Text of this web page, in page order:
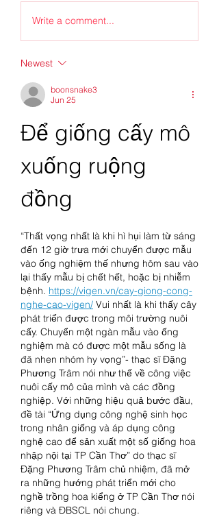
Write a comment...
Newest
boonsnake3
Jun 25
Để giống cấy mô
xuống ruộng
đồng
“Thất vọng nhất là khi hì hụi làm từ sáng
đến 12 giờ trưa mới chuyển được mẫu
vào ống nghiệm thế nhưng hôm sau vào
lại thấy mẫu bị chết hết, hoặc bị nhiễm
bệnh. https://vigen.vn/cay-giong-cong-
nghe-cao-vigen/ Vui nhất là khi thấy cây
phát triển được trong môi trường nuôi
cấy. Chuyển một ngàn mẫu vào ống
nghiệm mà có được một mẫu sống là
đã nhen nhóm hy vọng”- thạc sĩ Đặng
Phương Trâm nói như thế về công việc
nuôi cấy mô của mình và các đồng
nghiệp. Với những hiệu quả bước đầu,
đề tài “Ứng dụng công nghệ sinh học
trong nhân giống và áp dụng công
nghệ cao để sản xuất một số giống hoa
nhập nội tại TP Cần Thơ” do thạc sĩ
Đặng Phương Trâm chủ nhiệm, đã mở
ra những hướng phát triển mới cho
nghề trồng hoa kiểng ở TP Cần Thơ nói
riêng và ĐBSCL nói chung.